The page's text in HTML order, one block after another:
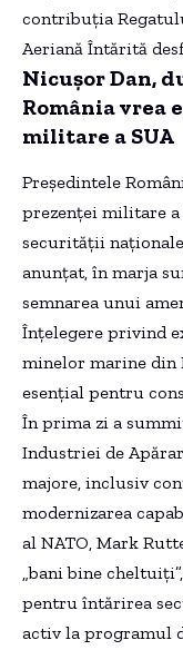
contribuția
Aeriană Întărită
Nicușor Dan,
România vrea
militare a SUA
Președintele
prezenței militare
securității
anunțat, în marja
semnarea unui
Înțelegere privind
minelor marine din
esențial pentru
În prima zi a
Industriei de
majore, inclusiv
modernizarea
al NATO, Mark
„bani bine
pentru întărirea
activ la programul